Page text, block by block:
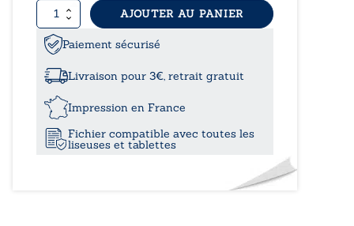
quantité
de
Un
amour
protecteur
AJOUTER AU PANIER
Paiement sécurisé
Livraison pour 3€, retrait gratuit
Impression en France
Fichier compatible avec toutes les
liseuses et tablettes